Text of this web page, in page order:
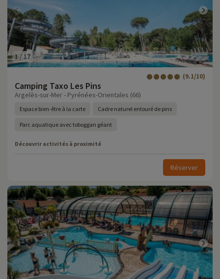
1/17
Camping Taxo Les Pins
(9.1/10)
Argelès-sur-Mer - Pyrénées-Orientales (66)
Espace bien-être à la carte Cadre naturel entouré de pins
Parc aquatique avec toboggan géant
Découvrir activités à proximité
Réserver